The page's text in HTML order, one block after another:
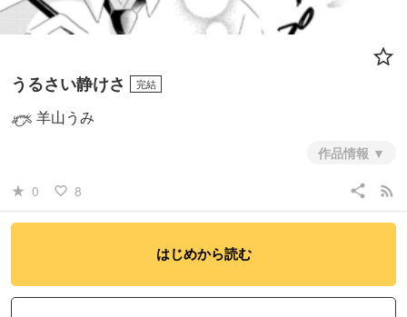
うるさい静けさ 完結
羊山うみ
作品情報
star_rate 0 favorite_border 8 share rss_feed
はじめから読む